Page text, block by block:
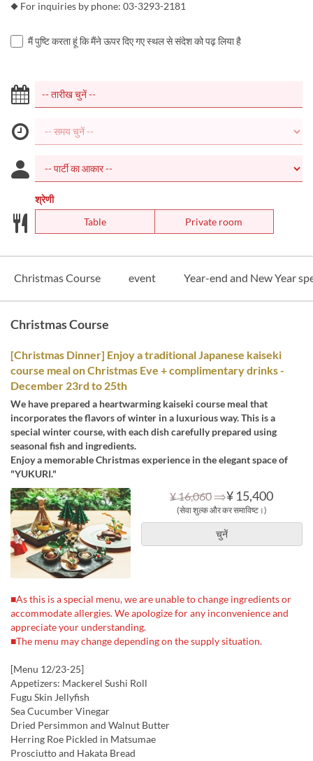
◆ For inquiries by phone: 03-3293-2181
मैं पुष्टि करता हूं कि मैंने ऊपर दिए गए स्थल से संदेश को पढ़ लिया है
श्रेणी
Table
Private room
Christmas Course event Year-end and New Year
Christmas Course
[Christmas Dinner] Enjoy a traditional Japanese kaiseki
course meal on Christmas Eve + complimentary drinks -
December 23rd to 25th
We have prepared a heartwarming kaiseki course meal that
incorporates the flavors of winter in a luxurious way. This is a
special winter course, with each dish carefully prepared using
seasonal fish and ingredients.
Enjoy a memorable Christmas experience in the elegant space of
"YUKURI."
¥ 16,060 ⇒¥ 15,400
(सेवा शुल्क और कर समाविष्ट।)
चुनें
■As this is a special menu, we are unable to change ingredients or
accommodate allergies. We apologize for any inconvenience and
appreciate your understanding.
■The menu may change depending on the supply situation.
[Menu 12/23-25]
Appetizers: Mackerel Sushi Roll
Fugu Skin Jellyfish
Sea Cucumber Vinegar
Dried Persimmon and Walnut Butter
Herring Roe Pickled in Matsumae
Prosciutto and Hakata Bread